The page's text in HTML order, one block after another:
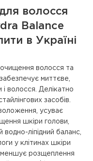
волосся
Balance
в Україні
волосся та
миттєве,
волосся. Делікатно
засобів.
усуває
шкіри голови,
водно-ліпідний баланс,
у клітинах шкіри
розщеплення